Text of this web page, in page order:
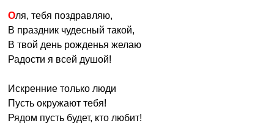
Оля, тебя поздравляю,
В праздник чудесный такой,
В твой день рожденья желаю
Радости я всей душой!
Искренние только люди
Пусть окружают тебя!
Рядом пусть будет, кто любит!